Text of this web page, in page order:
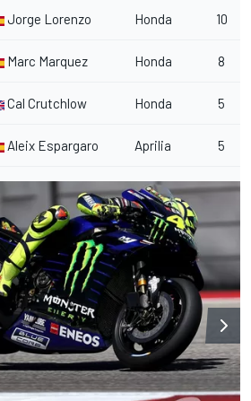
Jorge Lorenzo Honda 10
Marc Marquez Honda 8
Cal Crutchlow Honda 5
Aleix Espargaro Aprilia 5